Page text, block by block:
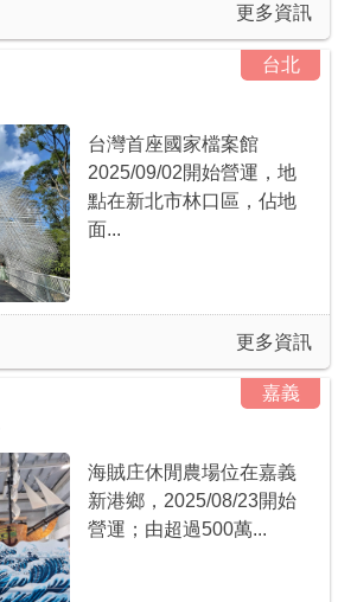
更多資訊
台北
台灣首座國家檔案館
2025/09/02開始營運，地
點在新北市林口區，佔地
面...
更多資訊
嘉義
海賊庄休閒農場位在嘉義
新港鄉，2025/08/23開始
營運；由超過500萬...